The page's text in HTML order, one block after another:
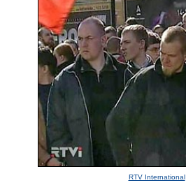
RTV International